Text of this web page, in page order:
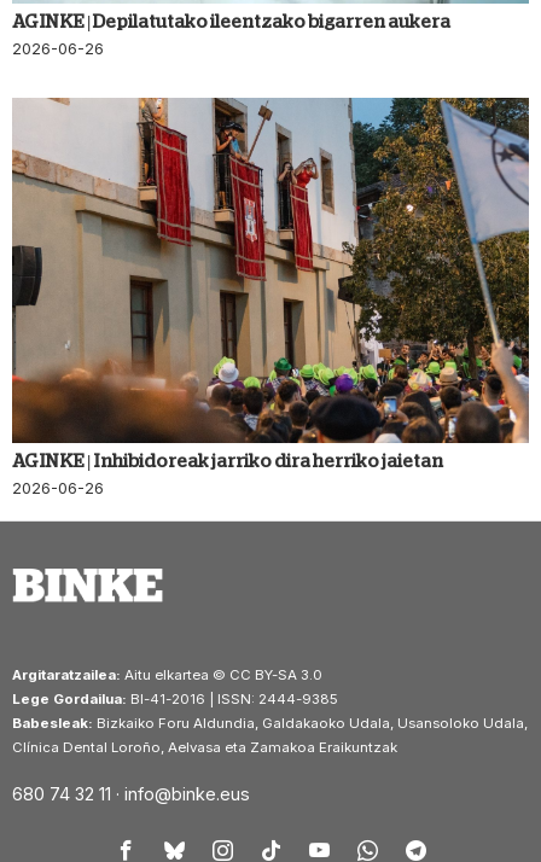
AGINKE | Depilatutako ileentzako bigarren aukera
2026-06-26
AGINKE | Inhibidoreak jarriko dira herriko jaietan
2026-06-26
Argitaratzailea: Aitu elkartea © CC BY-SA 3.0
Lege Gordailua: BI-41-2016 | ISSN: 2444-9385
Babesleak: Bizkaiko Foru Aldundia, Galdakaoko Udala, Usansoloko Udala,
Clínica Dental Loroño, Aelvasa eta Zamakoa Eraikuntzak
680 74 32 11 · info@binke.eus